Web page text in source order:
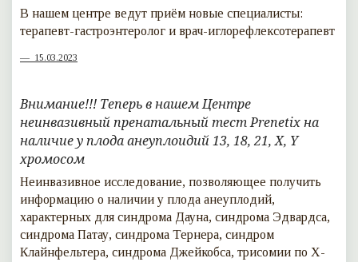
В нашем центре ведут приём новые специалисты:
терапевт-гастроэнтеролог и врач-иглорефлексотерапевт
15.03.2023
Внимание!!! Теперь в нашем Центре
неинвазивный пренатальный тест Prenetix на
наличие у плода анеуплоидий 13, 18, 21, X, Y
хромосом
Неинвазивное исследование, позволяющее получить
информацию о наличии у плода анеуплодий,
характерных для синдрома Дауна, синдрома Эдвардса,
синдрома Патау, синдрома Тернера, синдром
Клайнфельтера, синдрома Джейкобса, трисомии по Х-